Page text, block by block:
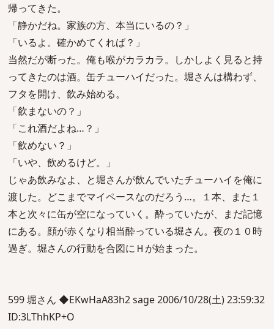
帰ってきた。
「静かだね。家族の方、本当にいるの？」
「いるよ。確かめてくれば？」
当然だが断った。俺も喉がカラカラ。しかしよく見ると持
ってきたのは酒。缶チューハイだった。堀さんは構わず、
フタを開け、飲み始める。
「飲まないの？」
「これ酒だよね…？」
「飲めない？」
「いや、飲めるけど。」
じゃあ飲みなよ、と堀さんが飲んでいたチューハイを俺に
渡した。どこまでマイペースなのだろう…。１本、また１
本と次々に缶が空になっていく。酔っていたが、まだ記憶
にある。顔が赤くなり相当酔っている堀さん。夜の１０時
過ぎ。堀さんの行動を合図にＨが始まった。
599 堀さん ◆EKwHaA83h2 sage 2006/10/28(土) 23:59:32
ID:3LThhKP+O